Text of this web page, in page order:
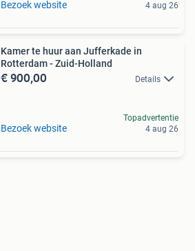
Bezoek website
4 aug 26
Kamer te huur aan Jufferkade in
Rotterdam - Zuid-Holland
€ 900,00 Details
Bezoek website
Topadvertentie
4 aug 26